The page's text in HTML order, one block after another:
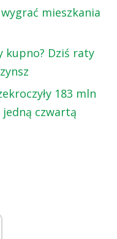
mieszkania
kupno? Dziś raty
183 mln
jedną czwartą